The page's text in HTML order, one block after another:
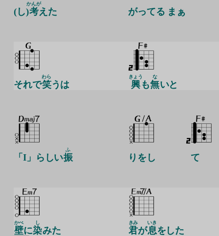
(し)考
かんが
えた がってる まぁ
それで笑
わら
うは 興
きょう
も無
な
いと
「I」らしい振
ふ
りをし て
壁
かべ
に染
し
みた 君
きみ
が息
いき
をした